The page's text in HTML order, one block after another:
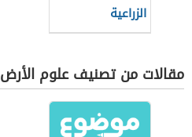
الزراعية
مقالات من تصنيف علوم الأرض